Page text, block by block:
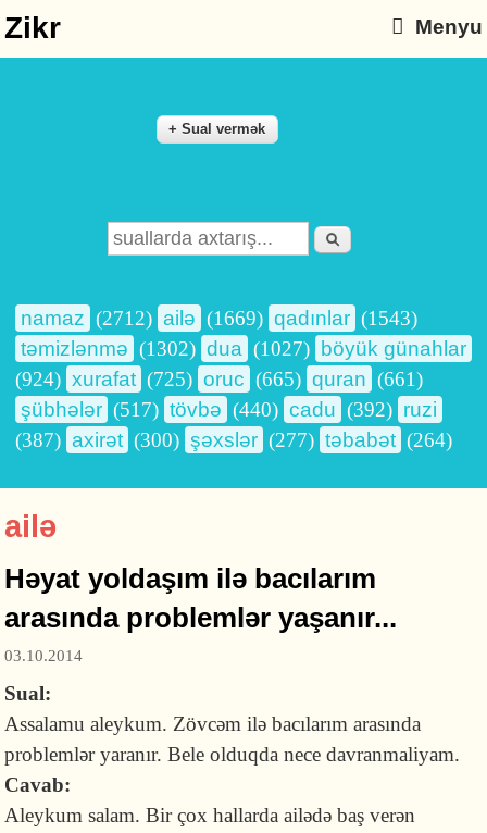
Zikr Menyu
Search form
Axtarış
namaz (2712) ailə (1669) qadınlar (1543)
təmizlənmə (1302) dua (1027)
böyük günahlar
(924) xurafat (725) oruc (665) quran (661)
şübhələr (517) tövbə (440) cadu (392) ruzi
(387) axirət (300) şəxslər (277) təbabət (264)
ailə
Həyat yoldaşım ilə bacılarım
arasında problemlər yaşanır...
03.10.2014
Sual:
Assalamu aleykum. Zövcəm ilə bacılarım arasında
problemlər yaranır. Bele olduqda nece davranmaliyam.
Cavab:
Aleykum salam. Bir çox hallarda ailədə baş verən